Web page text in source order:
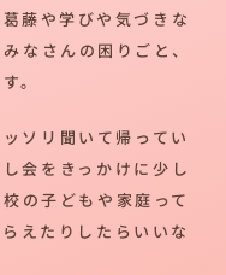
藤や学びや気づきな
なさんの困りごと、
。
ソリ聞いて帰ってい
会をきっかけに少し
の子どもや家庭って
えたりしたらいいな